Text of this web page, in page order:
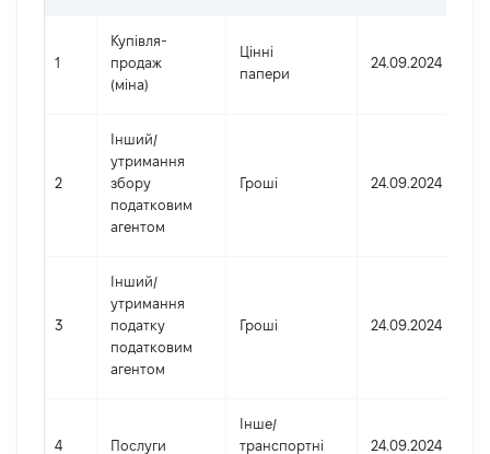
1
Купівля-
продаж
(міна)
Цінні
папери
24.09.2024
2
Інший/
утримання
збору
податковим
агентом
Гроші 24.09.2024
3
Інший/
утримання
податку
податковим
агентом
Гроші 24.09.2024
4 Послуги
Інше/
транспортні
24.09.2024